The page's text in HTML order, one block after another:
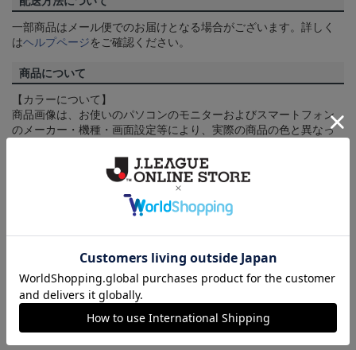
一部商品はメール便でのお届けとなる場合がございます。詳しく
はヘルプページをご確認ください。
商品について
【カラーについて】
商品画像は、お使いのパソコンのモニターおよびスマートフォン
のメーカー・機種・画面設定等により、実際の商品の色と異なっ
取り扱い商品によっては、パッケージやデザインなどの仕様が予
告なく変更になることがございます。
その他
決済について
ギフト対応について
ヘルプページ